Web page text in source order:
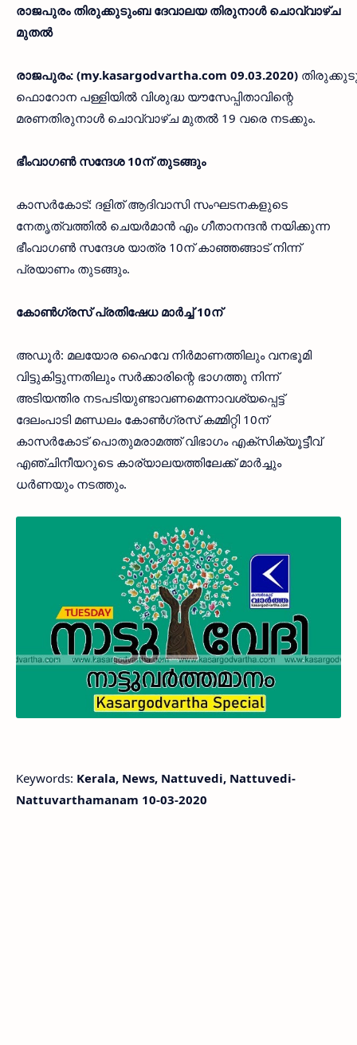
രാജപുരം തിരുക്കുടുംബ ദേവാലയ തിരുനാള്‍ ചൊവ്വാഴ്ച
മുതല്‍
രാജപുരം: (my.kasargodvartha.com 09.03.2020)
ഫൊറോന പള്ളിയില്‍ വിശുദ്ധ യൗസേപ്പിതാവിന്റെ
മരണതിരുനാള്‍ ചൊവ്വാഴ്ച മുതല്‍ 19 വരെ നടക്കും.
ഭീംവാഗണ്‍ സന്ദേശ 10ന് തുടങ്ങും
കാസര്‍കോട്: ദളിത് ആദിവാസി സംഘടനകളുടെ
നേതൃത്വത്തില്‍ ചെയര്‍മാന്‍ എം ഗീതാനന്ദന്‍ നയിക്കുന്ന
ഭീംവാഗണ്‍ സന്ദേശ യാത്ര 10ന് കാഞ്ഞങ്ങാട് നിന്ന്
പ്രയാണം തുടങ്ങും.
കോണ്‍ഗ്രസ് പ്രതിഷേധ മാര്‍ച്ച് 10ന്
അഡൂര്‍: മലയോര ഹൈവേ നിര്‍മാണത്തിലും വനഭൂമി
വിട്ടുകിട്ടുന്നതിലും സര്‍ക്കാരിന്റെ ഭാഗത്തു നിന്ന്
അടിയന്തിര നടപടിയുണ്ടാവണമെന്നാവശ്യപ്പെട്ട്
ദേലംപാടി മണ്ഡലം കോണ്‍ഗ്രസ് കമ്മിറ്റി 10ന്
കാസര്‍കോട് പൊതുമരാമത്ത് വിഭാഗം എക്‌സിക്യൂട്ടീവ്
എഞ്ചിനീയറുടെ കാര്യാലയത്തിലേക്ക് മാര്‍ച്ചും
ധര്‍ണയും നടത്തും.
Keywords: Kerala, News, Nattuvedi, Nattuvedi-
Nattuvarthamanam 10-03-2020